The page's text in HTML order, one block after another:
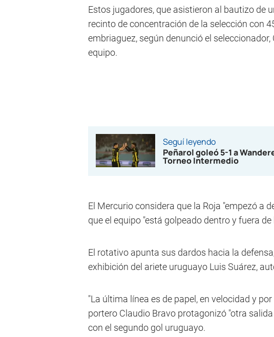
Estos jugadores, que asistieron al bautizo de
recinto de concentración de la selección con
embriaguez, según denunció el seleccionador,
equipo.
Seguí leyendo
Peñarol goleó 5-1 a
Torneo Intermedio
El Mercurio considera que la Roja "empezó a
que el equipo "está golpeado dentro y fuera de
El rotativo apunta sus dardos hacia la
exhibición del ariete uruguayo Luis Suárez,
"La última línea es de papel, en velocidad y
portero Claudio Bravo protagonizó "otra
con el segundo gol uruguayo.